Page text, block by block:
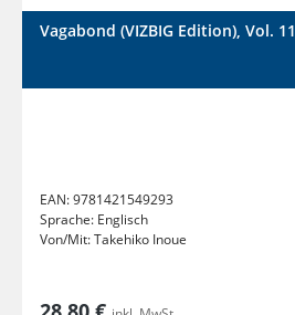
Vagabond (VIZBIG Edition), Vol. 11
EAN:9781421549293
Sprache: Englisch
Von/Mit:Takehiko Inoue